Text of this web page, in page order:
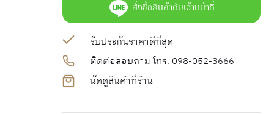
สั่งซื้อสินค้ากับเจ้าหน้าที่
รับประกันราคาดีที่สุด
ติดต่อสอบถาม โทร. 098-052-3666
นัดดูสินค้าที่ร้าน